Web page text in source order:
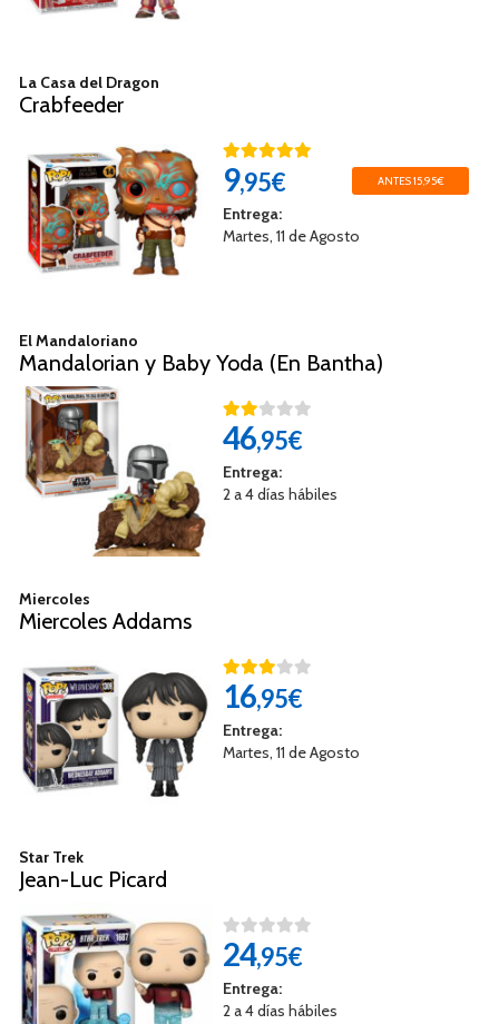
La Casa del Dragon
Crabfeeder
9,95€ ANTES 15,95€
Entrega:
Martes, 11 de Agosto
El Mandaloriano
Mandalorian y Baby Yoda (En Bantha)
46,95€
Entrega:
2 a 4 días hábiles
Miercoles
Miercoles Addams
16,95€
Entrega:
Martes, 11 de Agosto
Star Trek
Jean-Luc Picard
24,95€
Entrega:
2 a 4 días hábiles